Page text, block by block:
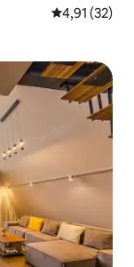
4,91 de uma
4,91 (32)